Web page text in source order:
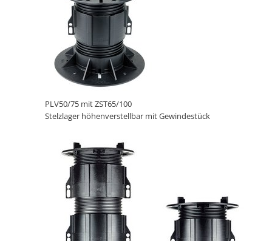
PLV50/75 mit ZST65/100
Stelzlager höhenverstellbar mit Gewindestück